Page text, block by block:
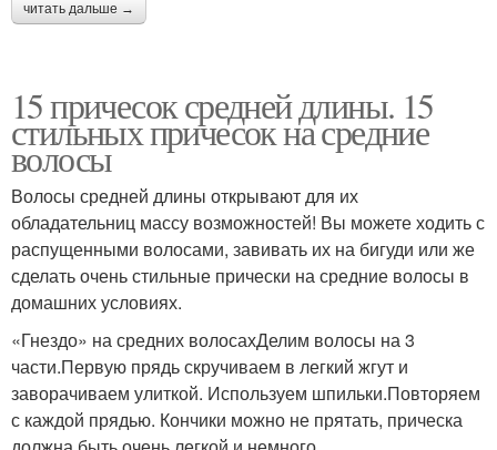
читать дальше →
15 причесок средней длины. 15
стильных причесок на средние
волосы
Волосы средней длины открывают для их
обладательниц массу возможностей! Вы можете ходить с
распущенными волосами, завивать их на бигуди или же
сделать очень стильные прически на средние волосы в
домашних условиях.
«Гнездо» на средних волосахДелим волосы на 3
части.Первую прядь скручиваем в легкий жгут и
заворачиваем улиткой. Используем шпильки.Повторяем
с каждой прядью. Кончики можно не прятать, прическа